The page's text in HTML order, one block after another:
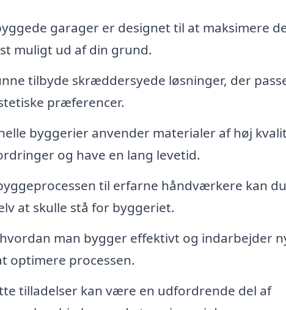
garager er designet til at maksimere
muligt ud af din grund.
tilbyde skræddersyede løsninger, der
præferencer.
byggerier anvender materialer af høj
og have en lang levetid.
til erfarne håndværkere kan du
at skulle stå for byggeriet.
man bygger effektivt og indarbejder
optimere processen.
tilladelser kan være en udfordrende del af